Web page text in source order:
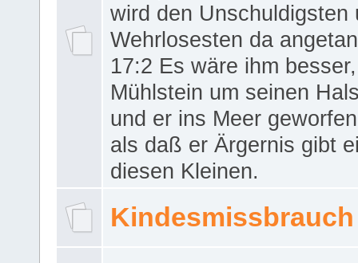
wird den Unschuldigsten
Wehrlosesten da
17:2 Es wäre ihm
Mühlstein um seinen
und er ins Meer
als daß er Ärgernis gibt
diesen Kleinen.
Kindesmissbrauch